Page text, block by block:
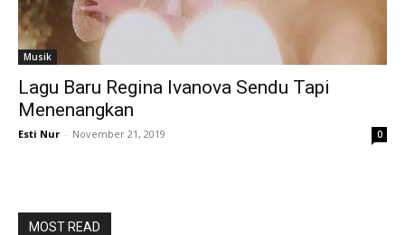
Musik
Lagu Baru Regina Ivanova Sendu Tapi
Menenangkan
Esti Nur - November 21, 2019 0
MOST READ